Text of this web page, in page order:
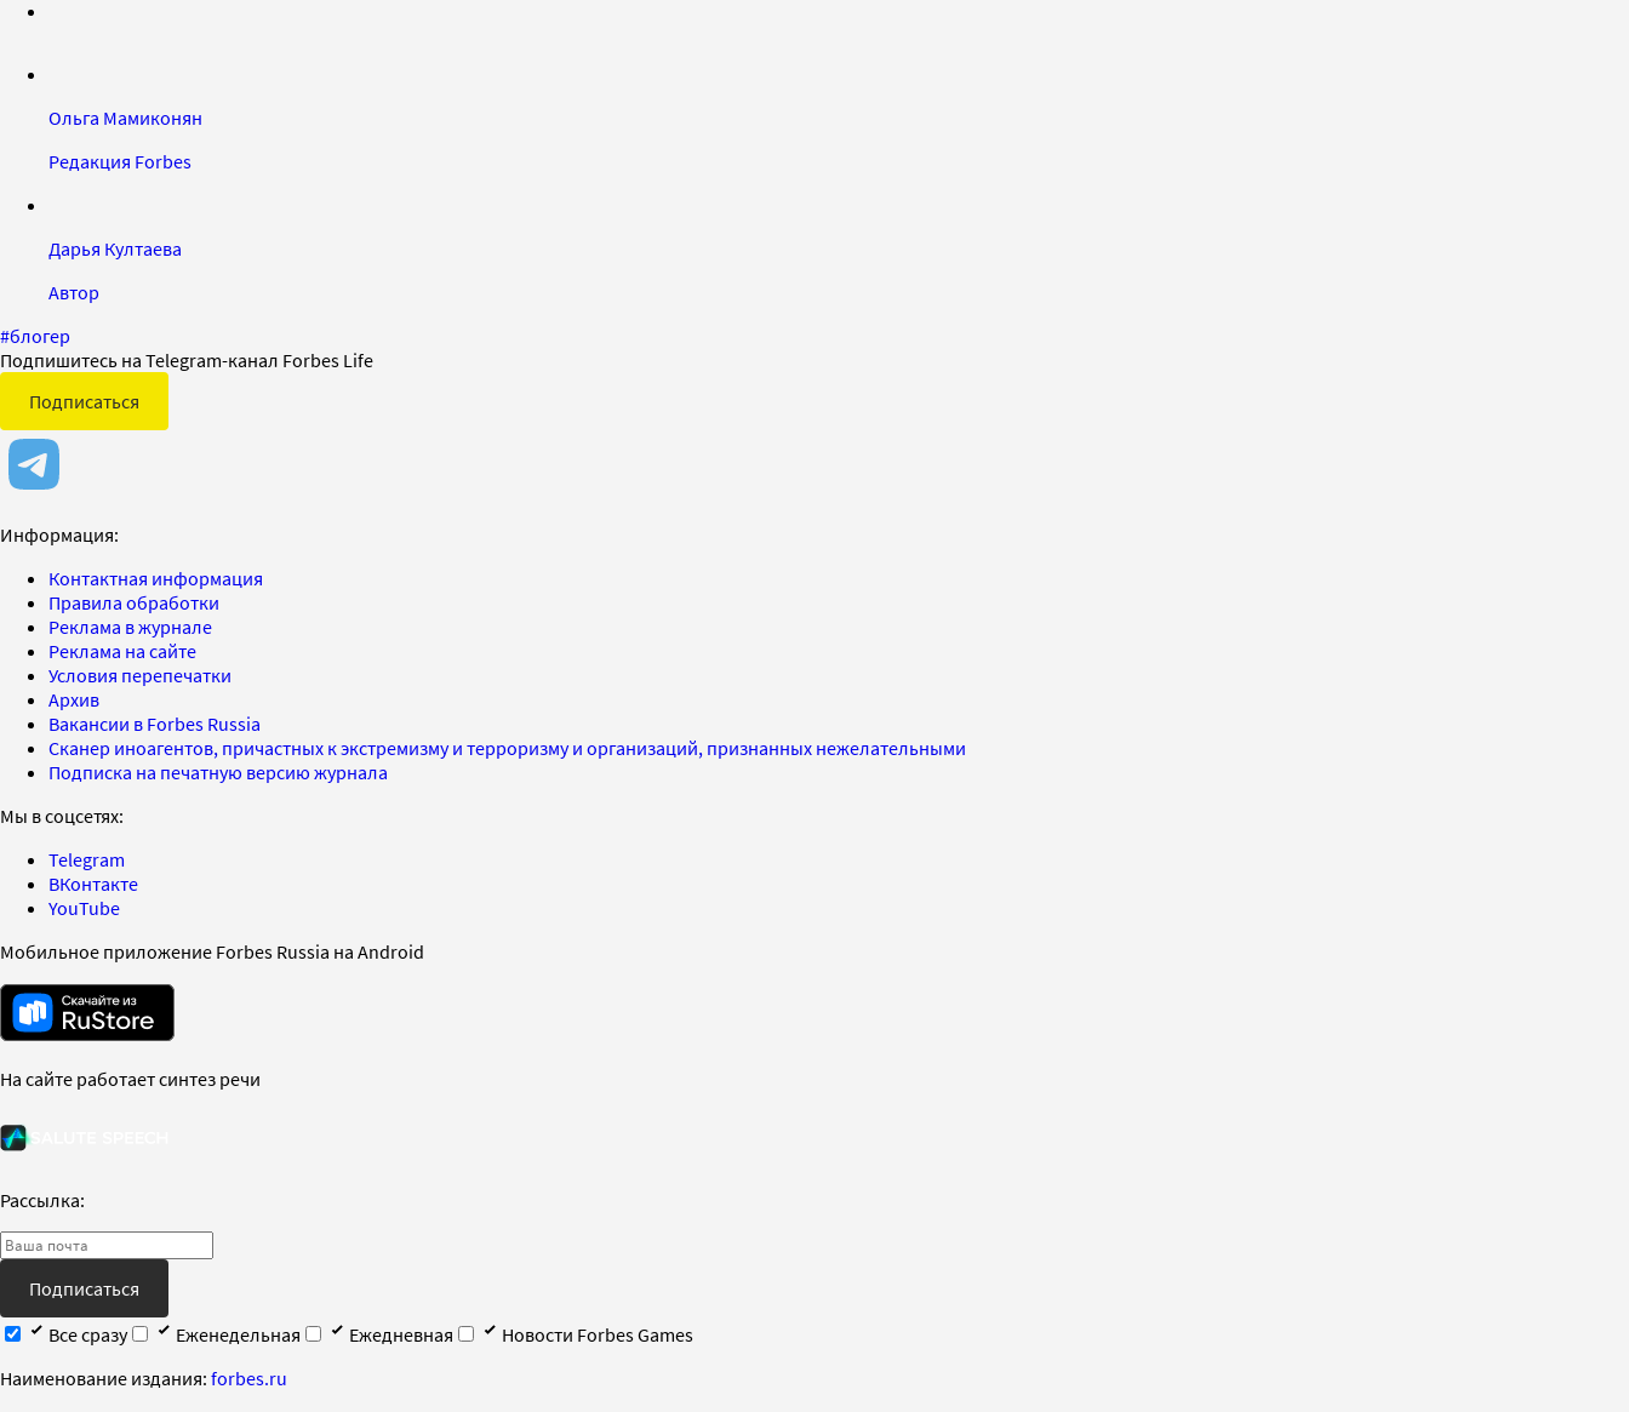
Ольга Мамиконян
Редакция Forbes
Дарья Култаева
Автор
#блогер
Подпишитесь на Telegram-канал Forbes Life
Подписаться
Информация:
Контактная информация
Правила обработки
Реклама в журнале
Реклама на сайте
Условия перепечатки
Архив
Вакансии в Forbes Russia
Сканер иноагентов, причастных к экстремизму и терроризму и организаций, признанных нежелательными
Подписка на печатную версию журнала
Мы в соцсетях:
Telegram
ВКонтакте
YouTube
Мобильное приложение Forbes Russia на Android
На сайте работает синтез речи
Рассылка:
Подписаться
Все сразу
Еженедельная Ежедневная
Новости Forbes Games
Наименование издания: forbes.ru